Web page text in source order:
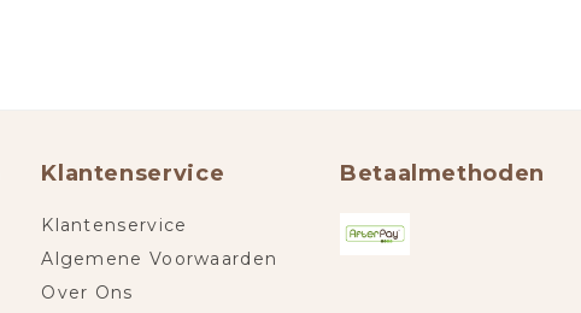
Klantenservice
Klantenservice
Algemene Voorwaarden
Over Ons
Betaalmethoden